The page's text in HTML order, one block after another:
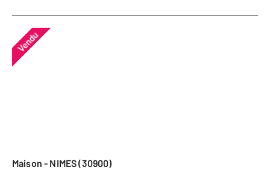
Vendu
Maison - NIMES (30900)